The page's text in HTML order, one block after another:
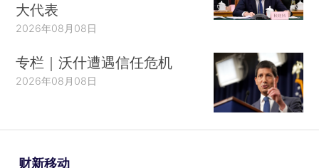
大代表
2026年08月08日
专栏｜沃什遭遇信任危机
2026年08月08日
财新移动